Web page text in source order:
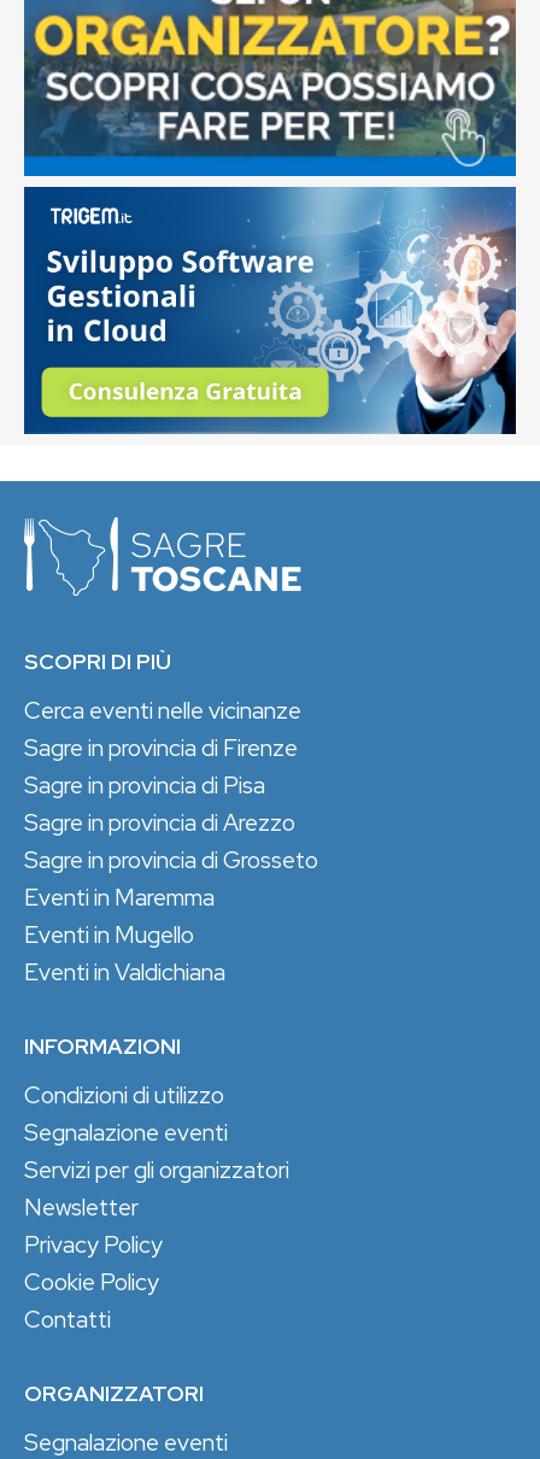
SCOPRI DI PIÙ
Cerca eventi nelle vicinanze
Sagre in provincia di Firenze
Sagre in provincia di Pisa
Sagre in provincia di Arezzo
Sagre in provincia di Grosseto
Eventi in Maremma
Eventi in Mugello
Eventi in Valdichiana
INFORMAZIONI
Condizioni di utilizzo
Segnalazione eventi
Servizi per gli organizzatori
Newsletter
Privacy Policy
Cookie Policy
Contatti
ORGANIZZATORI
Segnalazione eventi